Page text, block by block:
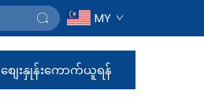
MY
စျေးနှုန်းကောက်ယူရန်